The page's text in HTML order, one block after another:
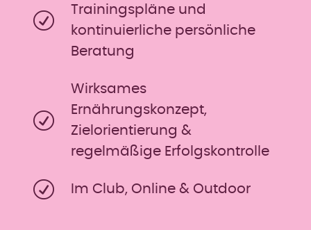
Trainingspläne und
kontinuierliche persönliche
Beratung
Wirksames
Ernährungskonzept,
Zielorientierung &
regelmäßige Erfolgskontrolle
Im Club, Online & Outdoor